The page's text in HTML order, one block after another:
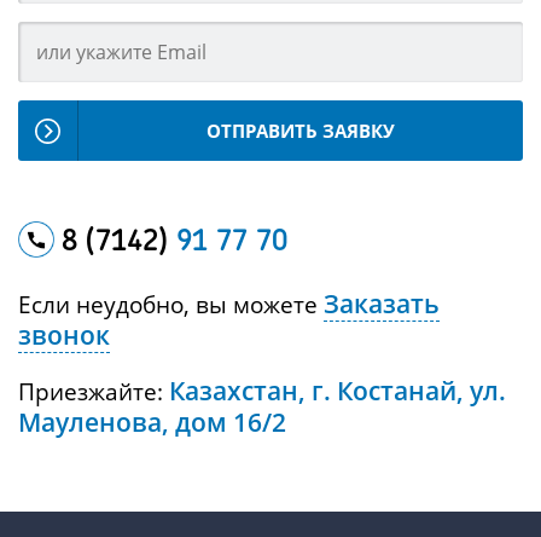
ОТПРАВИТЬ ЗАЯВКУ
8 (7142) 91 77 70
Если неудобно, вы можете Заказать
звонок
Приезжайте: Казахстан, г. Костанай, ул.
Мауленова, дом 16/2